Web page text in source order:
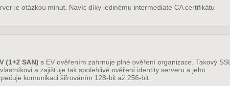
je otázkou minut. Navíc díky jedinému intermediate CA certifikátu
(1+2 SAN) s EV ověřením zahrnuje plné ověření organizace. Takový SSL
a zajišťuje tak spolehlivé ověření identity serveru a jeho
komunikaci šifrováním 128-bit až 256-bit.